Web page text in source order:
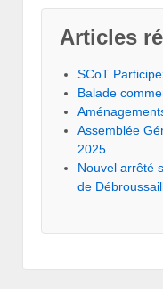
Articles
SCoT
Balade
Assemblée
2025
Nouvel arrêté
de